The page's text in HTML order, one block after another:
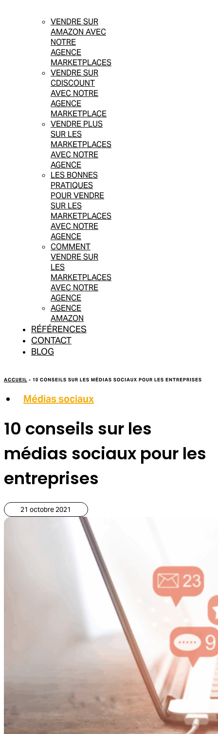
VENDRE SUR
AMAZON AVEC
NOTRE
AGENCE
MARKETPLACES
VENDRE SUR
CDISCOUNT
AVEC NOTRE
AGENCE
MARKETPLACE
VENDRE PLUS
SUR LES
MARKETPLACES
AVEC NOTRE
AGENCE
LES BONNES
PRATIQUES
POUR VENDRE
SUR LES
MARKETPLACES
AVEC NOTRE
AGENCE
COMMENT
VENDRE SUR
LES
MARKETPLACES
AVEC NOTRE
AGENCE
AGENCE
AMAZON
RÉFÉRENCES
CONTACT
BLOG
ACCUEIL - 10 CONSEILS SUR LES MÉDIAS SOCIAUX POUR LES ENTREPRISES
Médias sociaux
10 conseils sur les
médias sociaux pour les
entreprises
21 octobre 2021